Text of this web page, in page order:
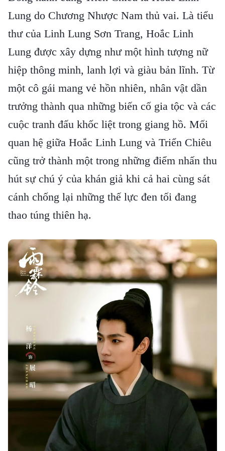
Lung do Chương Nhược Nam thủ vai. Là tiểu
thư của Linh Lung Sơn Trang, Hoắc Linh
Lung được xây dựng như một hình tượng nữ
hiệp thông minh, lanh lợi và giàu bản lĩnh. Từ
một cô gái mang vẻ hồn nhiên, nhân vật dần
trưởng thành qua những biến cố gia tộc và các
cuộc tranh đấu khốc liệt trong giang hồ. Mối
quan hệ giữa Hoắc Linh Lung và Triển Chiêu
cũng trở thành một trong những điểm nhấn thu
hút sự chú ý của khán giả khi cả hai cùng sát
cánh chống lại những thế lực đen tối đang
thao túng thiên hạ.